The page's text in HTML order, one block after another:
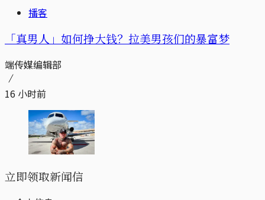
播客
「真男人」如何挣大钱？拉美男孩们的暴富梦
端传媒编辑部
16 小时前
立即领取新闻信